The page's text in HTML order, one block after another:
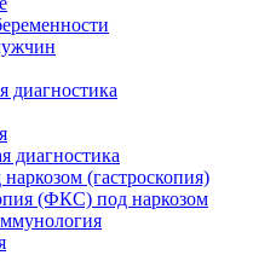
диагностика
диагностика
(гастроскопия)
(ФКС) под наркозом